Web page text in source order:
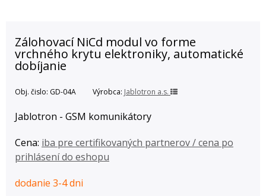
Zálohovací NiCd modul vo forme
vrchného krytu elektroniky, automatické
dobíjanie
Obj. čislo: GD-04A Výrobca: Jablotron a.s.
Jablotron - GSM komunikátory
Cena: iba pre certifikovaných partnerov / cena po
prihlásení do eshopu
dodanie 3-4 dni